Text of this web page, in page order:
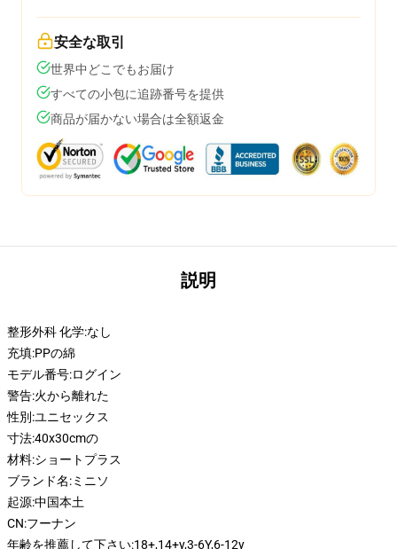
安全な取引
世界中どこでもお届け
すべての小包に追跡番号を提供
商品が届かない場合は全額返金
説明
整形外科 化学:なし
充填:PPの綿
モデル番号:ログイン
警告:火から離れた
性別:ユニセックス
寸法:40x30cmの
材料:ショートプラス
ブランド名:ミニソ
起源:中国本土
CN:フーナン
年齢を推薦して下さい:18+,14+y,3-6Y,6-12y